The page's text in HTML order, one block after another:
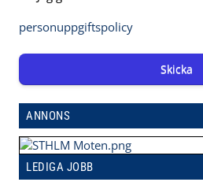
personuppgiftspolicy
Skicka
ANNONS
LEDIGA JOBB